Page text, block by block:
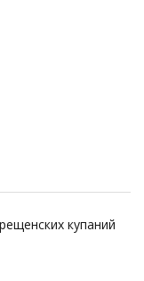
купаний